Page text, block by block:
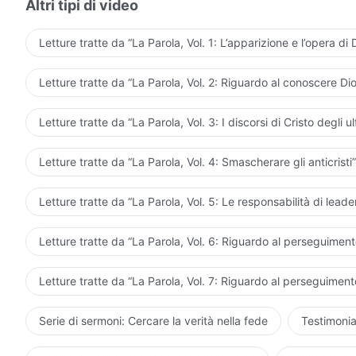
concludete che Dio è così, e non Gli lasciate libertà
non ammettete proprio che Egli sia Dio. Un giorno,
misericordia; non ho più tolleranza né pazienza nei
verso l’uomo”, gli esseri umani contrasteranno
perfino: “Tu non sei più il mio Dio; non sei più il Dio
requisiti per essere il mio Dio e io non ho bisogno di
non mi offri tolleranza, io non Ti seguirò più. Solo se
con me e mi fai vedere che Tu sei amore, che sei
avrò la fiducia di farlo sino alla fine. Poiché ho la Tua
mie trasgressioni possono essere perdonate e
ogni luogo, confessare ed essere perdonato in ogni
momento e in ogni luogo. Non devi avere Tue idee o
pensi a una questione del genere in maniera così
strumento per farti perdonare i peccati e un oggetto
impercettibilmente collocato il Dio vivo in
potrai continuare a dire: “Credo in Dio”; “ricerco la
Altri tipi di video
Letture tratte da “La Parola, Vol. 1: L’apparizione e l’opera di
Letture tratte da “La Parola, Vol. 2: Riguardo al conoscere
Letture tratte da “La Parola, Vol. 3: I discorsi di Cristo degli
Letture tratte da “La Parola, Vol. 4: Smascherare gli anticristi”
Letture tratte da “La Parola, Vol. 5: Le responsabilità di
Letture tratte da “La Parola, Vol. 6: Riguardo al
Letture tratte da “La Parola, Vol. 7: Riguardo al
Serie di sermoni: Cercare la verità nella fede